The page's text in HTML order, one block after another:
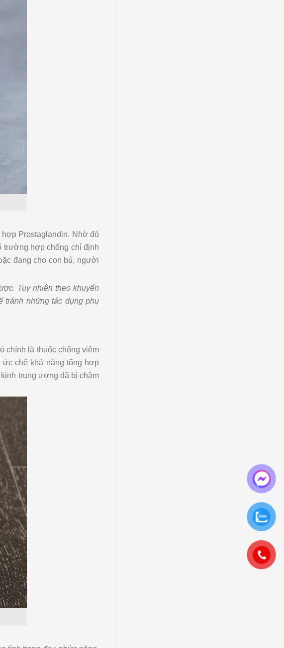
hợp Prostaglandin. Nhờ đó
trường hợp chống chỉ định
đang cho con bú, người
Tuy nhiên theo khuyến
tránh những tác dụng phụ
chính là thuốc chống viêm
ức chế khả năng tổng hợp
trung ương đã bị chậm